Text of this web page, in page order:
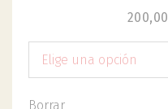
200,00
Elige una opción
Borrar